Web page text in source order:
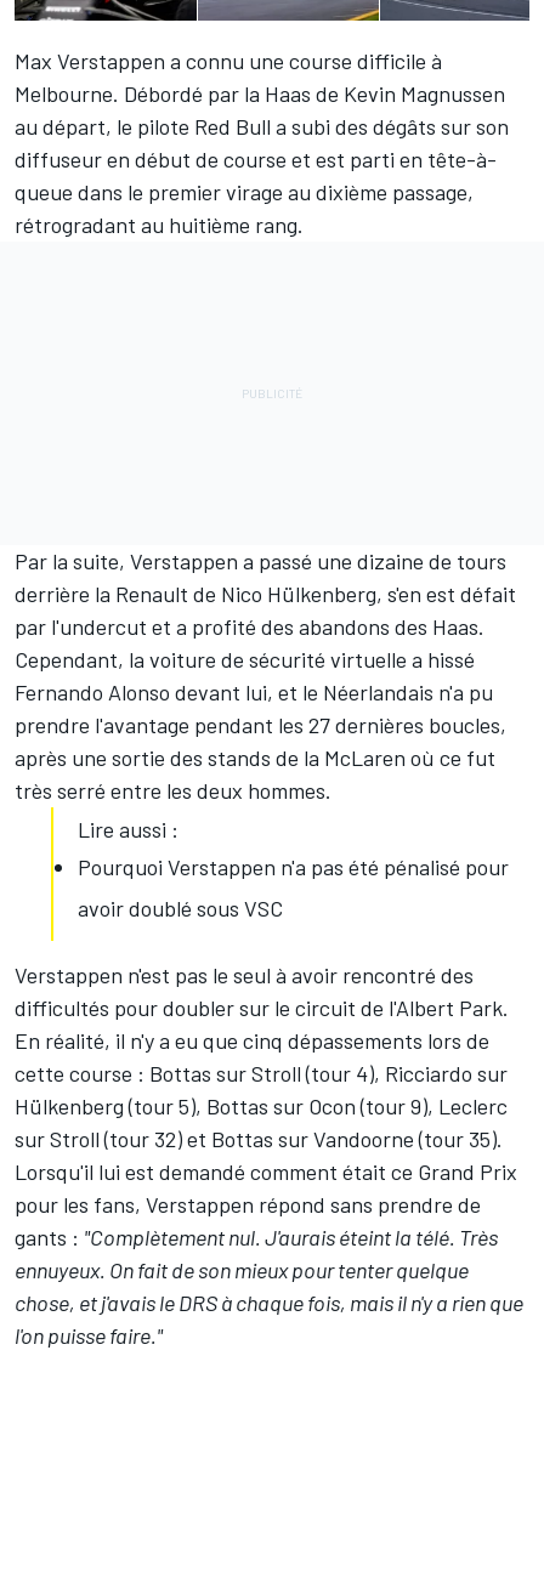
Max Verstappen a connu une course difficile à
Melbourne. Débordé par la Haas de Kevin Magnussen
au départ, le pilote Red Bull a subi des dégâts sur son
diffuseur en début de course et est parti en tête-à-
queue dans le premier virage au dixième passage,
rétrogradant au huitième rang.
Par la suite, Verstappen a passé une dizaine de tours
derrière la Renault de Nico Hülkenberg, s'en est défait
par l'undercut et a profité des abandons des Haas.
Cependant, la voiture de sécurité virtuelle a hissé
Fernando Alonso devant lui, et le Néerlandais n'a pu
prendre l'avantage pendant les 27 dernières boucles,
après une sortie des stands de la McLaren où ce fut
très serré entre les deux hommes.
Lire aussi :
Pourquoi Verstappen n'a pas été pénalisé pour
avoir doublé sous VSC
Verstappen n'est pas le seul à avoir rencontré des
difficultés pour doubler sur le circuit de l'Albert Park.
En réalité, il n'y a eu que cinq dépassements lors de
cette course : Bottas sur Stroll (tour 4), Ricciardo sur
Hülkenberg (tour 5), Bottas sur Ocon (tour 9), Leclerc
sur Stroll (tour 32) et Bottas sur Vandoorne (tour 35).
Lorsqu'il lui est demandé comment était ce Grand Prix
pour les fans, Verstappen répond sans prendre de
gants : "Complètement nul. J'aurais éteint la télé. Très
ennuyeux. On fait de son mieux pour tenter quelque
chose, et j'avais le DRS à chaque fois, mais il n'y a rien que
l'on puisse faire."